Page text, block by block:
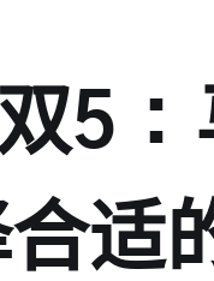
5
适